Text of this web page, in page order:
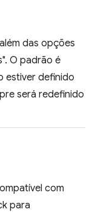
das opções
O padrão é
estiver definido
será redefinido
com
para